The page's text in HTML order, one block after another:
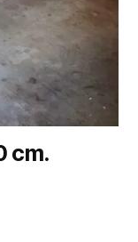
cm.